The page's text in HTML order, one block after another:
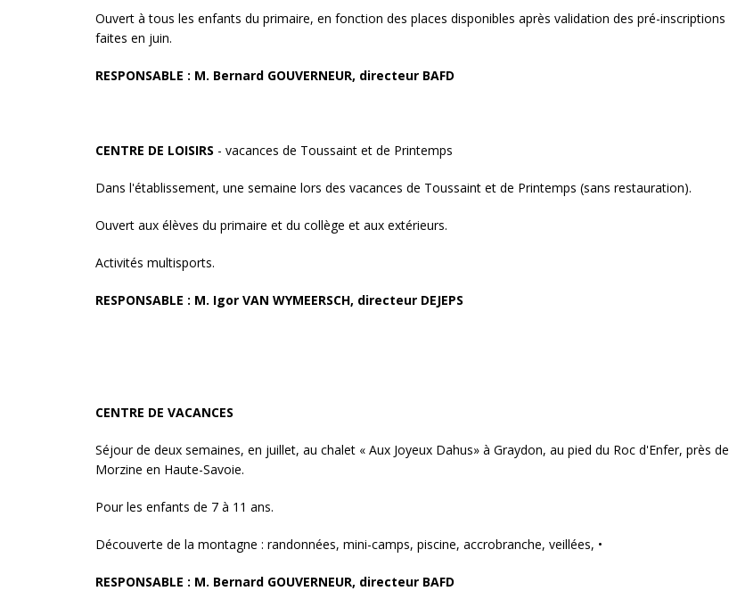
Ouvert à tous les enfants du primaire, en fonction des places disponibles après validation des pré-inscriptions
faites en juin.
RESPONSABLE : M. Bernard GOUVERNEUR, directeur BAFD
CENTRE DE LOISIRS - vacances de Toussaint et de Printemps
Dans l'établissement, une semaine lors des vacances de Toussaint et de Printemps (sans restauration).
Ouvert aux élèves du primaire et du collège et aux extérieurs.
Activités multisports.
RESPONSABLE : M. Igor VAN WYMEERSCH, directeur DEJEPS
CENTRE DE VACANCES
Séjour de deux semaines, en juillet, au chalet « Aux Joyeux Dahus» à Graydon, au pied du Roc d'Enfer, près de
Morzine en Haute-Savoie.
Pour les enfants de 7 à 11 ans.
Découverte de la montagne : randonnées, mini-camps, piscine, accrobranche, veillées, •
RESPONSABLE : M. Bernard GOUVERNEUR, directeur BAFD